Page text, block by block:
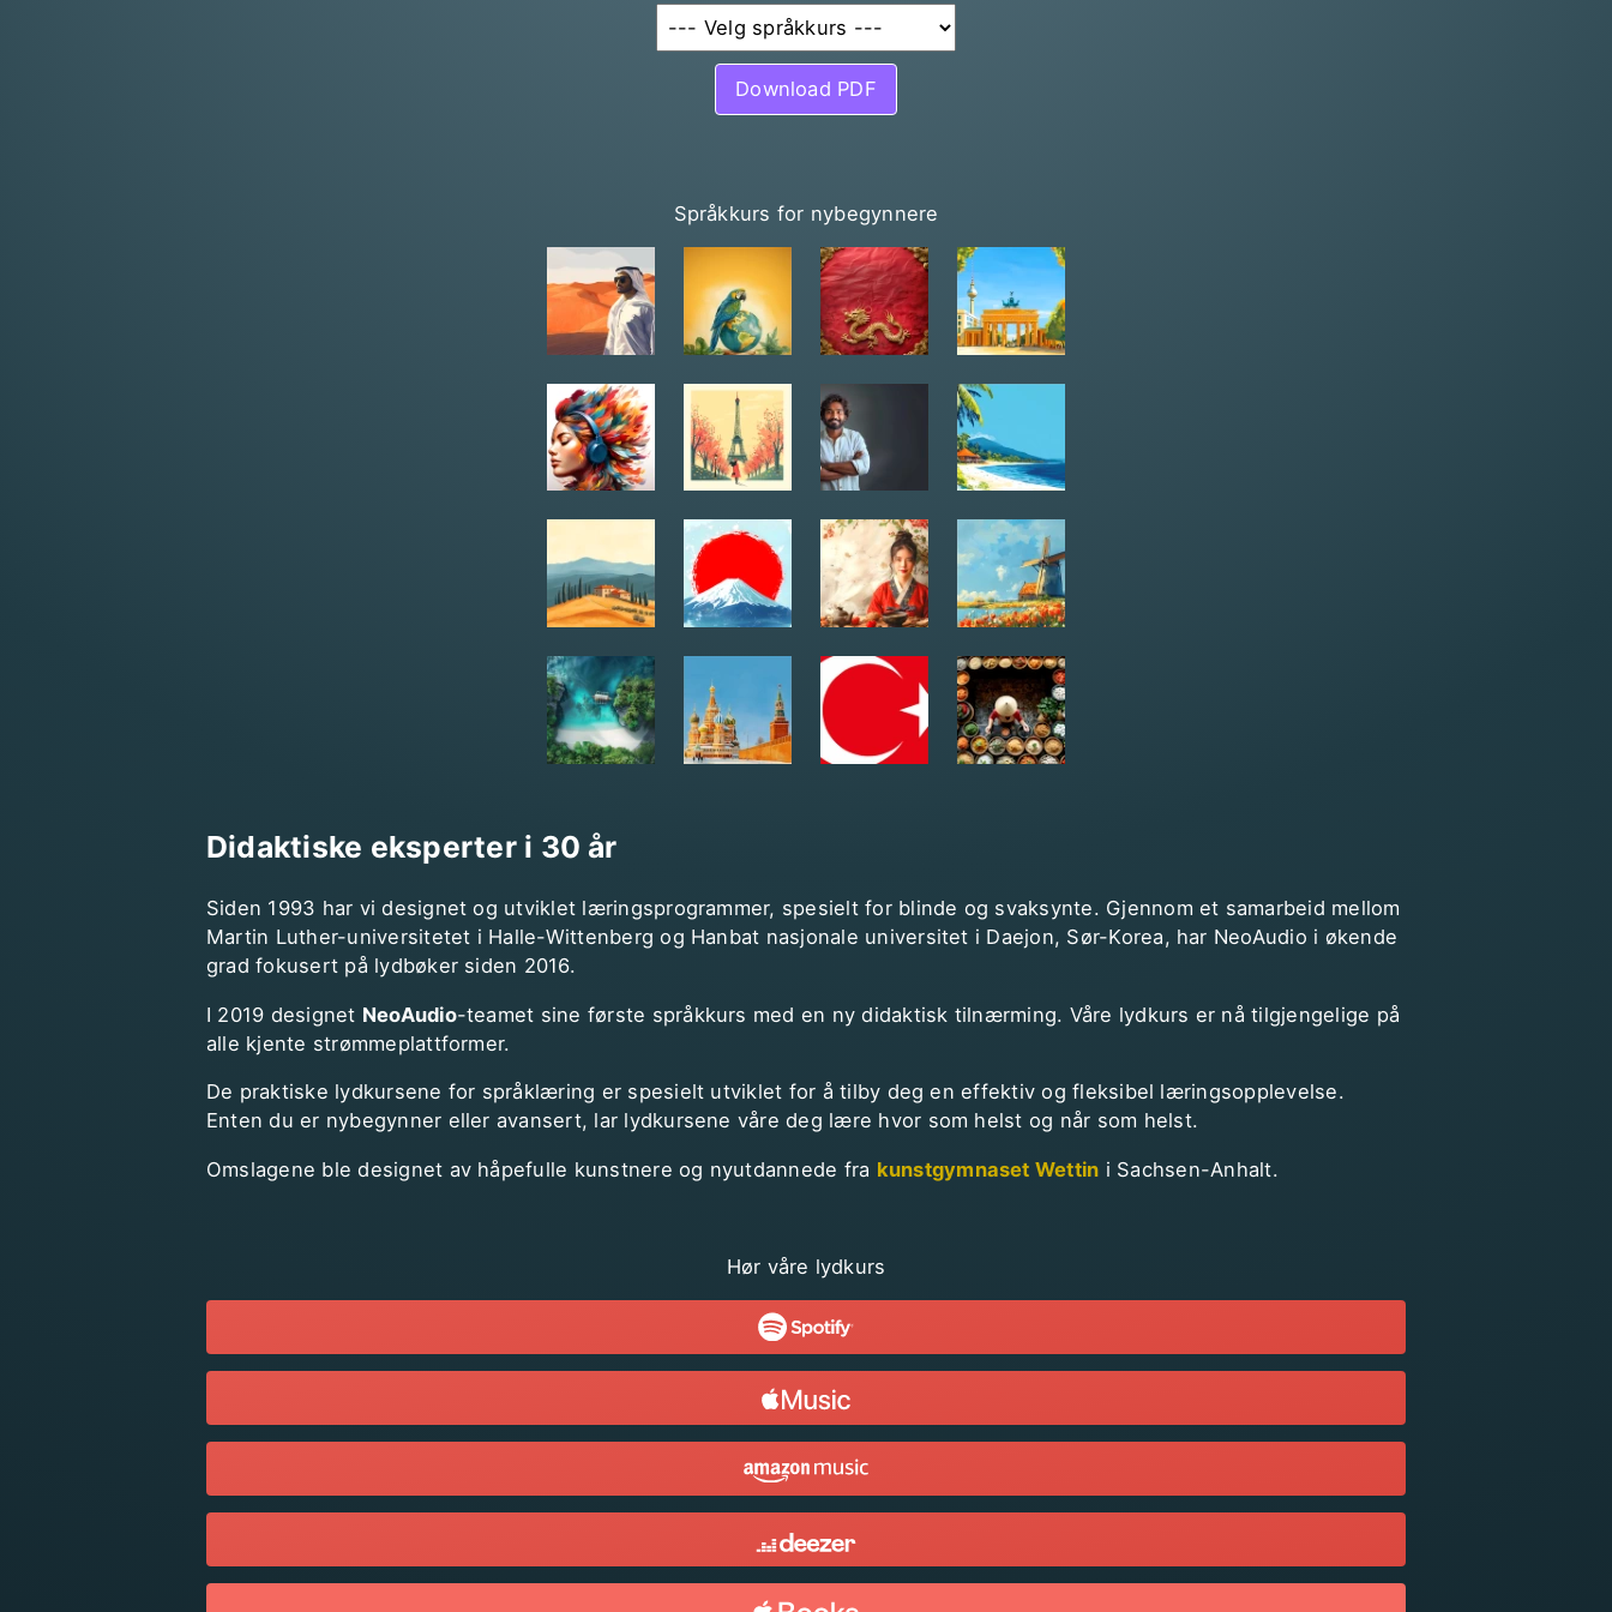
Download PDF
Språkkurs for nybegynnere
Didaktiske eksperter i 30 år
Siden 1993 har vi designet og utviklet læringsprogrammer, spesielt for blinde og svaksynte. Gjennom et samarbeid mellom
Martin Luther-universitetet i Halle-Wittenberg og Hanbat nasjonale universitet i Daejon, Sør-Korea, har NeoAudio i økende
grad fokusert på lydbøker siden 2016.
I 2019 designet NeoAudio-teamet sine første språkkurs med en ny didaktisk tilnærming. Våre lydkurs er nå tilgjengelige på
alle kjente strømmeplattformer.
De praktiske lydkursene for språklæring er spesielt utviklet for å tilby deg en effektiv og fleksibel læringsopplevelse.
Enten du er nybegynner eller avansert, lar lydkursene våre deg lære hvor som helst og når som helst.
Omslagene ble designet av håpefulle kunstnere og nyutdannede fra kunstgymnaset Wettin i Sachsen-Anhalt.
Hør våre lydkurs